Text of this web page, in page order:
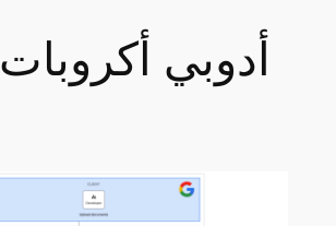
أدوبي أكروبات